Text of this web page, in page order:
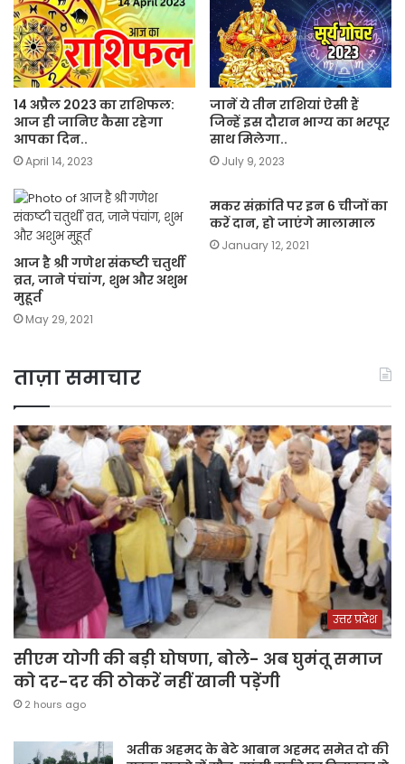
14 अप्रैल 2023 का राशिफल:
आज ही जानिए कैसा रहेगा
आपका दिन..
April 14, 2023
जानें ये तीन राशियां ऐसी हैं
जिन्हें इस दौरान भाग्य का भरपूर
साथ मिलेगा..
July 9, 2023
आज है श्री गणेश संकष्टी चतुर्थी
व्रत, जाने पंचांग, शुभ और अशुभ
मुहूर्त
May 29, 2021
मकर संक्रांति पर इन 6 चीजों का
करें दान, हो जाएंगे मालामाल
January 12, 2021
ताज़ा समाचार
उत्तर प्रदेश
सीएम योगी की बड़ी घोषणा, बोले- अब घुमंतू समाज
को दर-दर की ठोकरें नहीं खानी पड़ेंगी
2 hours ago
अतीक अहमद के बेटे आबान अहमद समेत दो की